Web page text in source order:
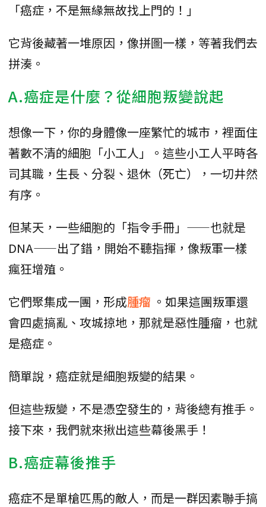
「癌症，不是無緣無故找上門的！」
它背後藏著一堆原因，像拼圖一樣，等著我們去
拼湊。
A.癌症是什麼？從細胞叛變說起
想像一下，你的身體像一座繁忙的城市，裡面住
著數不清的細胞「小工人」。這些小工人平時各
司其職，生長、分裂、退休（死亡），一切井然
有序。
但某天，一些細胞的「指令手冊」——也就是
DNA——出了錯，開始不聽指揮，像叛軍一樣
瘋狂增殖。
它們聚集成一團，形成腫瘤 。如果這團叛軍還
會四處搞亂、攻城掠地，那就是惡性腫瘤，也就
是癌症。
簡單說，癌症就是細胞叛變的結果。
但這些叛變，不是憑空發生的，背後總有推手。
接下來，我們就來揪出這些幕後黑手！
B.癌症幕後推手
癌症不是單槍匹馬的敵人，而是一群因素聯手搞